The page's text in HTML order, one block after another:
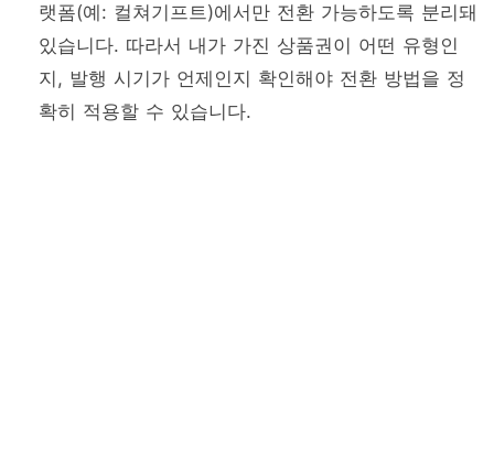
랫폼(예: 컬쳐기프트)에서만 전환 가능하도록 분리돼
있습니다. 따라서 내가 가진 상품권이 어떤 유형인
지, 발행 시기가 언제인지 확인해야 전환 방법을 정
확히 적용할 수 있습니다.